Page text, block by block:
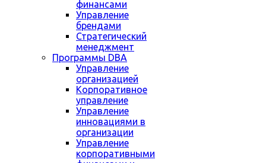
финансами
Управление
брендами
Стратегический
менеджмент
Программы DBA
Управление
организацией
Корпоративное
управление
Управление
инновациями в
организации
Управление
корпоративными